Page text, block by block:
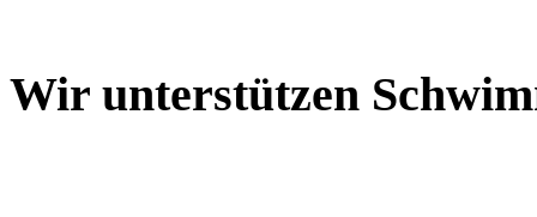
Wir unterstützen